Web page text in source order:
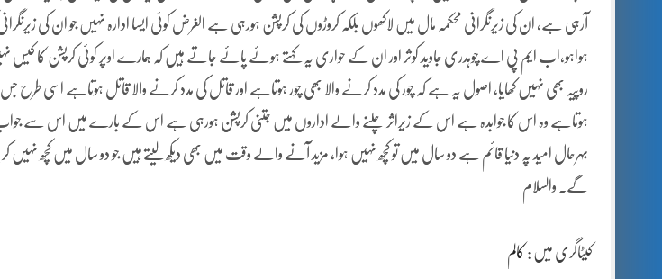
آرہی ہے، ان کی زیرنگرانی محکمہ مال میں لاکھوں بلکہ کروڑوں کی کرپشن ہورہی ہے الغرض کوئی ایسا ادارہ نہیں جو ان کی
ہواہو،اب ایم پی اے چوہدری جاوید کوثر اور ان کے حواری یہ کہتے ہوئے پائے جاتے ہیں کہ ہمارے اوپر کوئی کرپشن کا
روپیہ بھی نہیں کھایا، اصول یہ ہے کہ چور کی مدد کرنے والا بھی چور ہوتاہے اور قاتل کی مدد کرنے والا قاتل ہوتاہے اسی طرح
ہوتاہے وہ اس کا جوابدہ ہے اس کے زیراثر چلنے والے اداروں میں جتنی کرپشن ہورہی ہے اس کے بارے میں اس سے
بہرحال امید پہ دنیا قائم ہے دو سال میں تو کچھ نہیں ہوا، مزید آنے والے وقت میں بھی دیکھ لیتے ہیں جو دو سال میں کچھ نہیں کر
گے۔ والسلام
کیٹاگری میں : کالم